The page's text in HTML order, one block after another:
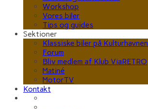
Workshop
Vores biler
Tips og guides
Sektioner
Klassiske biler på Kulturhavnen
Forum
Bliv medlem af Klub ViaRETRO
Matiné
MotorTV
Kontakt